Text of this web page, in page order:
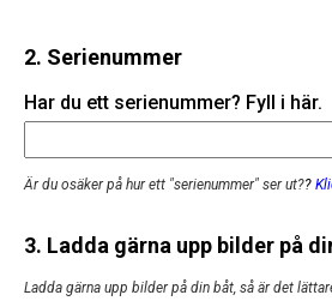
2. Serienummer
Har du ett serienummer? Fyll i här.
Är du osäker på hur ett "serienummer" ser ut??
3. Ladda gärna upp bilder på
Ladda gärna upp bilder på din båt, så är det